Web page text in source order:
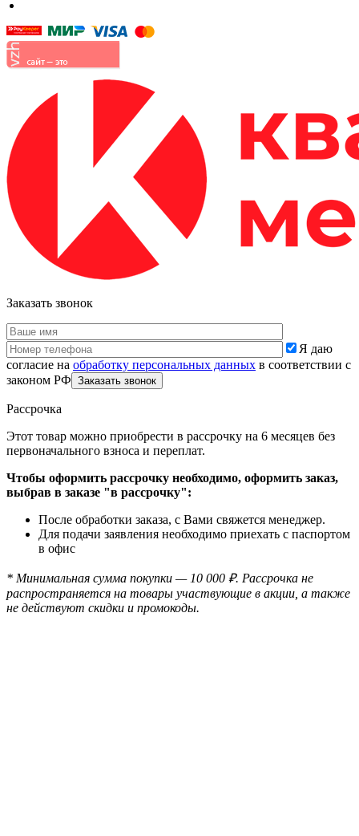
Заказать звонок
Я даю
согласие на обработку персональных данных в соответствии с
законом РФ
Рассрочка
Этот товар можно приобрести в рассрочку на 6 месяцев без
первоначального взноса и переплат.
Чтобы оформить рассрочку необходимо, оформить заказ,
выбрав в заказе "в рассрочку":
После обработки заказа, с Вами свяжется менеджер.
Для подачи заявления необходимо приехать с паспортом
в офис
* Минимальная сумма покупки — 10 000 ₽. Рассрочка не
распространяется на товары участвующие в акции, а также
не действуют скидки и промокоды.